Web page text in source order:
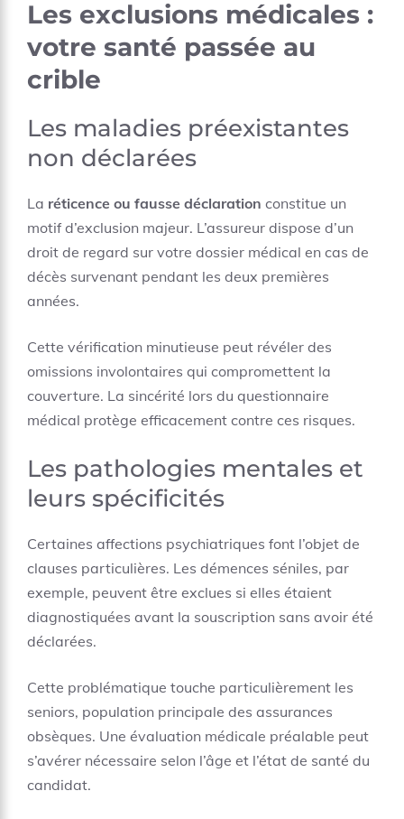
Les exclusions médicales :
votre santé passée au
crible
Les maladies préexistantes
non déclarées
La réticence ou fausse déclaration constitue un
motif d’exclusion majeur. L’assureur dispose d’un
droit de regard sur votre dossier médical en cas de
décès survenant pendant les deux premières
années.
Cette vérification minutieuse peut révéler des
omissions involontaires qui compromettent la
couverture. La sincérité lors du questionnaire
médical protège efficacement contre ces risques.
Les pathologies mentales et
leurs spécificités
Certaines affections psychiatriques font l’objet de
clauses particulières. Les démences séniles, par
exemple, peuvent être exclues si elles étaient
diagnostiquées avant la souscription sans avoir été
déclarées.
Cette problématique touche particulièrement les
seniors, population principale des assurances
obsèques. Une évaluation médicale préalable peut
s’avérer nécessaire selon l’âge et l’état de santé du
candidat.